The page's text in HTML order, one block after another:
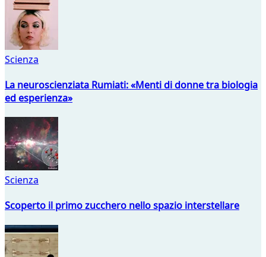
Scienza
La neuroscienziata Rumiati: «Menti di donne tra biologia
ed esperienza»
Scienza
Scoperto il primo zucchero nello spazio interstellare